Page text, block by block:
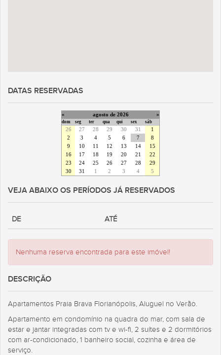
DATAS RESERVADAS
« agosto de 2026 »
dom seg ter qua qui sex sáb
26 27 28 29 30 31
1
2
3 4 5 6 7
8
9
10 11 12 13 14
15
16
17 18 19 20 21
22
23
24 25 26 27 28
29
30
31 1 2 3 4 5
VEJA ABAIXO OS PERÍODOS JÁ RESERVADOS
DE ATÉ
Nenhuma reserva encontrada para este imóvel!
DESCRIÇÃO
Apartamentos Praia Brava Florianópolis, Aluguel no Verão.
Apartamento em condomínio na quadra do mar, com sala de
estar e jantar integradas com tv e wi-fi, 2 suítes e 2 dormitórios
com ar-condicionado, 1 banheiro social, cozinha e área de
serviço.